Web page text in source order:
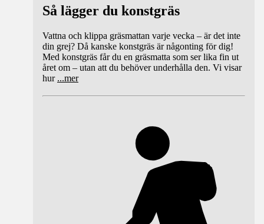
Så lägger du konstgräs
Vattna och klippa gräsmattan varje vecka – är det inte
din grej? Då kanske konstgräs är någonting för dig!
Med konstgräs får du en gräsmatta som ser lika fin ut
året om – utan att du behöver underhålla den. Vi visar
hur ...mer